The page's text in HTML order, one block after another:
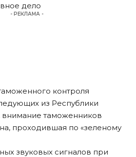
дело
- РЕКЛАМА -
контроля
из Республики
внимание таможенников
проходившая по «зеленому
звуковых сигналов при